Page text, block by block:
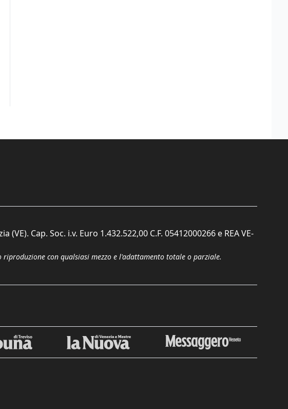
Cap. Soc. i.v. Euro 1.432.522,00 C.F. 05412000266 e REA VE-
con qualsiasi mezzo e l'adattamento totale o parziale.